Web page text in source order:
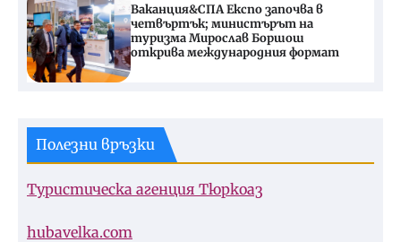
Ваканция&СПА Експо започва в
четвъртък; министърът на
туризма Мирослав Боршош
открива международния формат
Полезни връзки
Туристическа агенция Тюркоаз
hubavelka.com